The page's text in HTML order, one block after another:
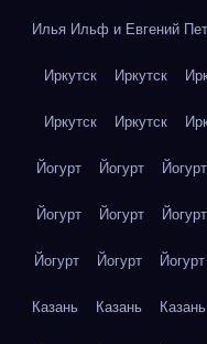
Илья Ильф и Евгений
Иркутск Иркутск
Иркутск Иркутск
Йогурт Йогурт Йогурт
Йогурт Йогурт Йогурт
Йогурт Йогурт Йогурт
Казань Казань Казань